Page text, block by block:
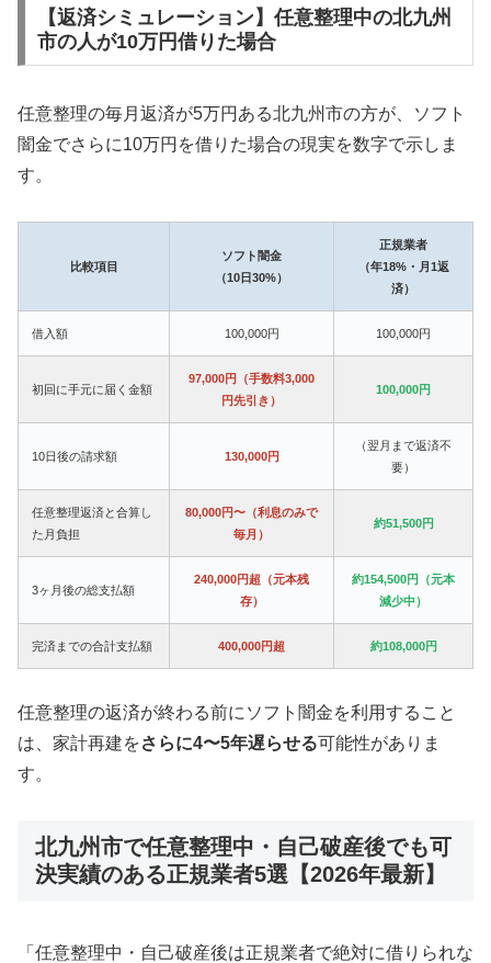
【返済シミュレーション】任意整理中の北九州
市の人が10万円借りた場合
任意整理の毎月返済が5万円ある北九州市の方が、ソフト
闇金でさらに10万円を借りた場合の現実を数字で示しま
す。
比較項目
ソフト闇金
（10日30%）
正規業者
（年18%・月1返
済）
借入額 100,000円 100,000円
初回に手元に届く金額
97,000円（手数料3,000
円先引き）
100,000円
10日後の請求額 130,000円
（翌月まで返済不
要）
任意整理返済と合算し
た月負担
80,000円〜（利息のみで
毎月）
約51,500円
3ヶ月後の総支払額
240,000円超（元本残
存）
約154,500円（元本
減少中）
完済までの合計支払額 400,000円超 約108,000円
任意整理の返済が終わる前にソフト闇金を利用すること
は、家計再建をさらに4〜5年遅らせる可能性がありま
す。
北九州市で任意整理中・自己破産後でも可
決実績のある正規業者5選【2026年最新】
「任意整理中・自己破産後は正規業者で絶対に借りられな